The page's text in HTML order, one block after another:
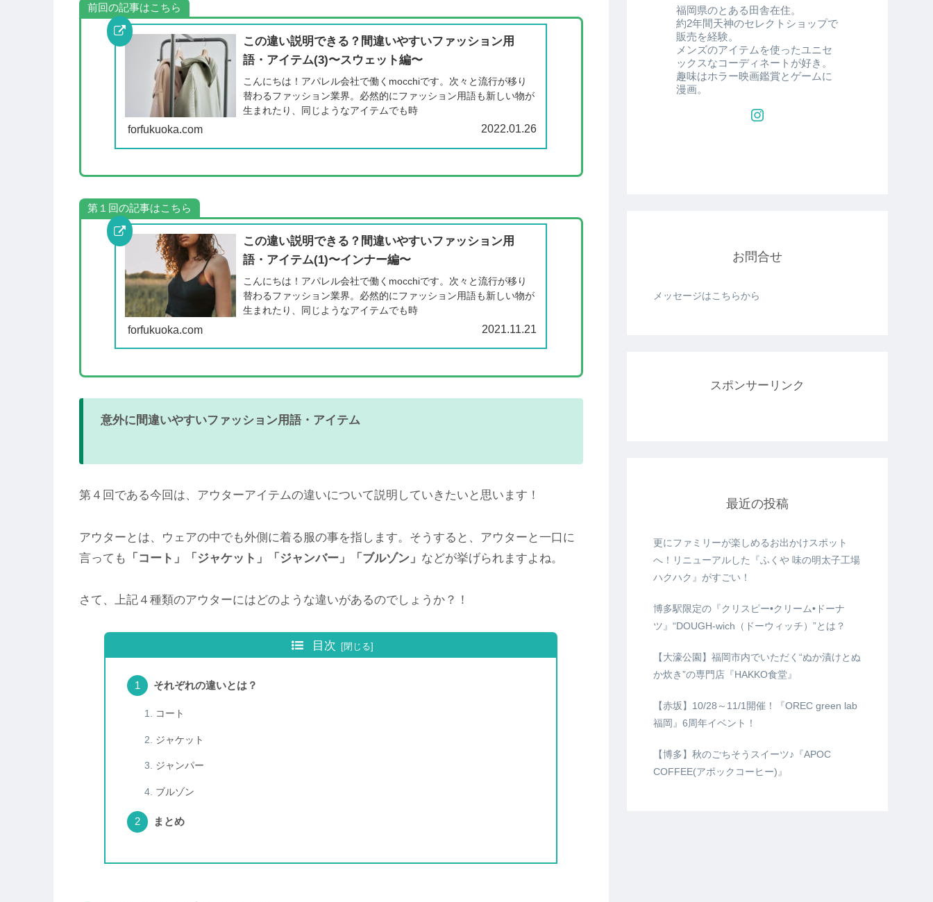
前回の記事はこちら
この違い説明できる？間違いやすいファッション用
語・アイテム(3)〜スウェット編〜
こんにちは！アパレル会社で働くmocchiです。次々と流行が移り
替わるファッション業界。必然的にファッション用語も新しい物が
生まれたり、同じようなアイテムでも時
forfukuoka.com 2022.01.26
第１回の記事はこちら
この違い説明できる？間違いやすいファッション用
語・アイテム(1)〜インナー編〜
こんにちは！アパレル会社で働くmocchiです。次々と流行が移り
替わるファッション業界。必然的にファッション用語も新しい物が
生まれたり、同じようなアイテムでも時
forfukuoka.com 2021.11.21
意外に間違いやすいファッション用語・アイテム
第４回である今回は、アウターアイテムの違いについて説明していきたいと思います！
アウターとは、ウェアの中でも外側に着る服の事を指します。そうすると、アウターと一口に
言っても 「コート」「ジャケット」「ジャンバー」「ブルゾン」 などが挙げられますよね。
さて、上記４種類のアウターにはどのような違いがあるのでしょうか？！
目次
それぞれの違いとは？
コート
ジャケット
ジャンパー
ブルゾン
まとめ
福岡県のとある田舎在住。
約2年間天神のセレクトショップで
販売を経験。
メンズのアイテムを使ったユニセ
ックスなコーディネートが好き。
趣味はホラー映画鑑賞とゲームに
漫画。
お問合せ
メッセージはこちらから
スポンサーリンク
最近の投稿
更にファミリーが楽しめるお出かけスポット
へ！リニューアルした『ふくや 味の明太子工場
ハクハク』がすごい！
博多駅限定の『クリスピー•クリーム•ドーナ
ツ』“DOUGH-wich（ドーウィッチ）”とは？
【大濠公園】福岡市内でいただく“ぬか漬けとぬ
か炊き”の専門店『HAKKO食堂』
【赤坂】10/28～11/1開催！『OREC green lab
福岡』6周年イベント！
【博多】秋のごちそうスイーツ♪『APOC
COFFEE(アポックコーヒー)』